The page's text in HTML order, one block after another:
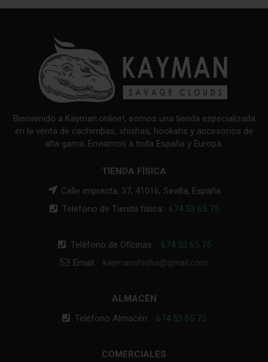
Bienvenido a Kayman.online!, somos una tienda especializada
en la venta de cachimbas, shishas, hookahs y accesorios de
alta gama. Enviamos a toda España y Europa.
TIENDA FÍSICA
Calle imprenta, 37, 41016, Sevilla, España
Teléfono de Tienda física: 674 53 65 75
Teléfono de Oficinas: 674 53 65 75
Email:
kaymanshisha@gmail.com
ALMACÉN
Teléfono Almacén: 674 53 65 75
COMERCIALES